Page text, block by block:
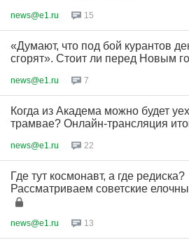
news@e1.ru 15
«Думают, что под бой курантов
сгорят». Стоит ли перед Новым
news@e1.ru 7
Когда из Академа можно будет
трамвае? Онлайн-трансляция
news@e1.ru 22
Где тут космонавт, а где редиска?
Рассматриваем советские
news@e1.ru 13